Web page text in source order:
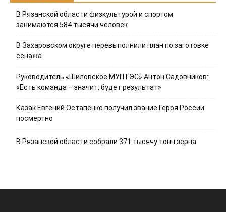
В Рязанской области физкультурой и спортом
занимаются 584 тысячи человек
В Захаровском округе перевыполнили план по заготовке
сенажа
Руководитель «Шиловское МУПТЭС» Антон Садовников:
«Есть команда – значит, будет результат»
Казак Евгений Остапенко получил звание Героя России
посмертно
В Рязанской области собрали 371 тысячу тонн зерна